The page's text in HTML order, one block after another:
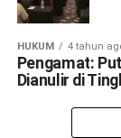
HUKUM 4 tahun
Pengamat:
Dianulir di